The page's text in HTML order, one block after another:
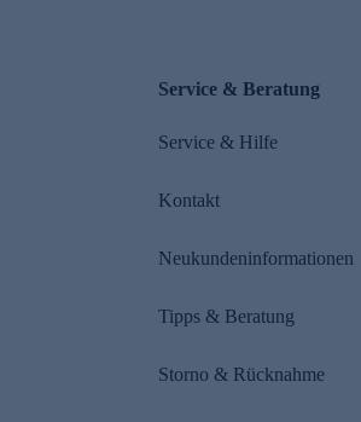
Service & Beratung
Service & Hilfe
Kontakt
Neukundeninformationen
Tipps & Beratung
Storno & Rücknahme